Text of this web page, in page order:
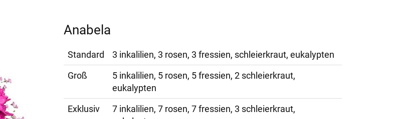
Anabela
Standard
3 inkalilien, 3 rosen, 3 fressien, schleierkraut, eukalypten
Groß
5 inkalilien, 5 rosen, 5 fressien, 2 schleierkraut,
eukalypten
Exklusiv
7 inkalilien, 7 rosen, 7 fressien, 3 schleierkraut,